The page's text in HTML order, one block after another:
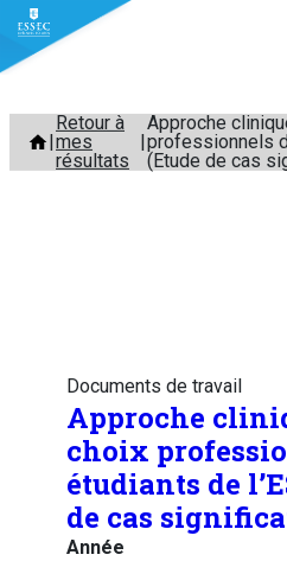
Aller
contenu
Retour à
mes
résultats
Approche
professionnels
(Etude de cas
Documents de travail
Approche
choix
étudiants de
de cas
Année